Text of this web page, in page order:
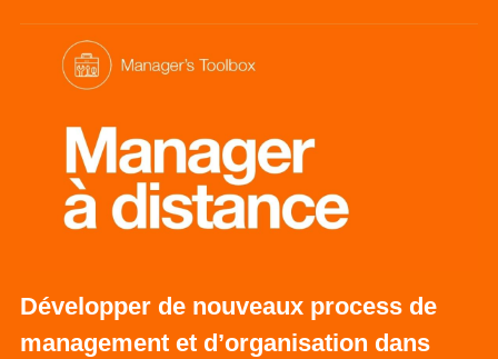
Développer de nouveaux process de
management et d’organisation dans